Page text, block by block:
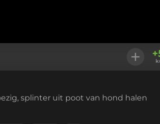
+
splinter uit poot van hond halen